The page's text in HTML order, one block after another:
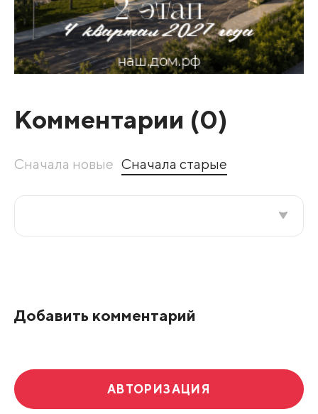
Комментарии (0)
Сначала новые Сначала старые
Добавить комментарий
АВТОРИЗАЦИЯ